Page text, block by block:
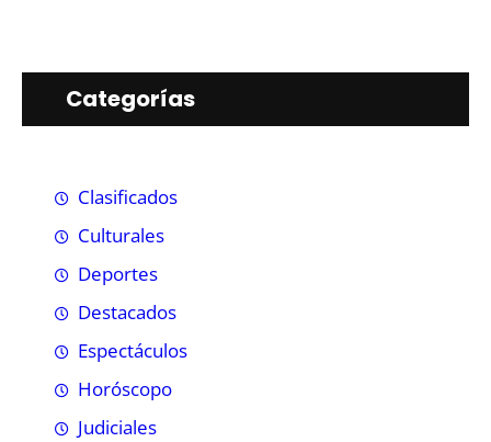
Categorías
Clasificados
Culturales
Deportes
Destacados
Espectáculos
Horóscopo
Judiciales